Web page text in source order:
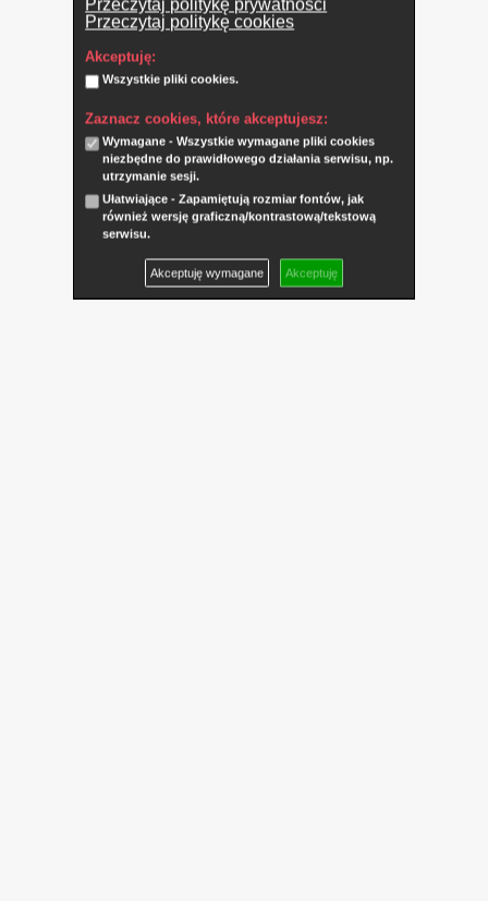
Przeczytaj politykę prywatności
Przeczytaj politykę cookies
Akceptuję:
Wszystkie pliki cookies.
Zaznacz cookies, które akceptujesz:
Wymagane - Wszystkie wymagane pliki cookies
niezbędne do prawidłowego działania serwisu, np.
utrzymanie sesji.
Ułatwiające - Zapamiętują rozmiar fontów, jak
również wersję graficzną/kontrastową/tekstową
serwisu.
Akceptuję wymagane Akceptuję